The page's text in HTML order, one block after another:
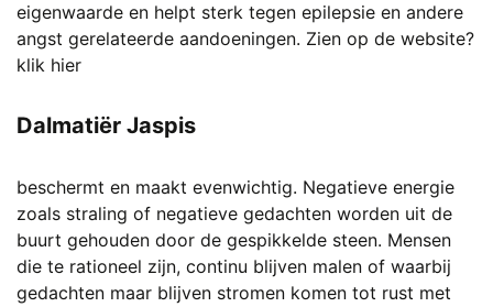
eigenwaarde en helpt sterk tegen epilepsie en andere
angst gerelateerde aandoeningen. Zien op de website?
klik hier
Dalmatiër Jaspis
beschermt en maakt evenwichtig. Negatieve energie
zoals straling of negatieve gedachten worden uit de
buurt gehouden door de gespikkelde steen. Mensen
die te rationeel zijn, continu blijven malen of waarbij
gedachten maar blijven stromen komen tot rust met